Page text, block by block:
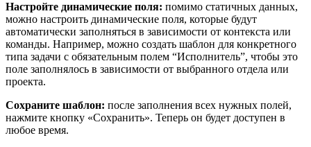
Настройте динамические поля: помимо статичных данных,
можно настроить динамические поля, которые будут
автоматически заполняться в зависимости от контекста или
команды. Например, можно создать шаблон для конкретного
типа задачи с обязательным полем “Исполнитель”, чтобы это
поле заполнялось в зависимости от выбранного отдела или
проекта.
Сохраните шаблон: после заполнения всех нужных полей,
нажмите кнопку «Сохранить». Теперь он будет доступен в
любое время.